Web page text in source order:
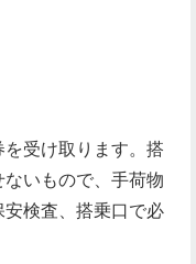
受け取ります。搭
いもので、手荷物
検査、搭乗口で必